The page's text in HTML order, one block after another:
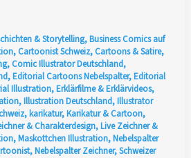
& Storytelling,Business Comics auf
, Cartoonist Schweiz, Cartoons & Satire,
, Comic Illustrator Deutschland,
,Editorial Cartoons Nebelspalter,Editorial
Illustration,Erklärfilme & Erklärvideos,
,Illustration Deutschland,Illustrator
,karikatur,Karikatur & Cartoon,
& Charakterdesign,Live Zeichner &
,Maskottchen Illustration,Nebelspalter
,Nebelspalter Zeichner,Schweizer